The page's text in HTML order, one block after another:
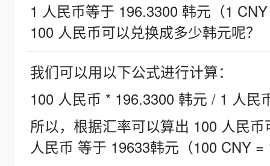
1 人民币等于 196.3300 韩元（1
100 人民币可以兑换成多少韩元呢？
我们可以用以下公式进行计算：
100 人民币 * 196.3300 韩元 / 1 人民
所以，根据汇率可以算出 100 人民
人民币 等于 19633韩元（100 CNY =